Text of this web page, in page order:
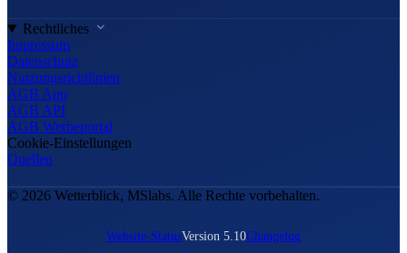
Rechtliches
Impressum
Datenschutz
Nutzungsrichtlinien
AGB App
AGB API
AGB Werbeportal
Cookie-Einstellungen
Quellen
© 2026 Wetterblick, MSlabs. Alle Rechte vorbehalten.
Website-StatusVersion 5.10Changelog